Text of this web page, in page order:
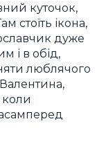
куточок,
стоїть ікона,
дуже
і в обід,
люблячого
коли